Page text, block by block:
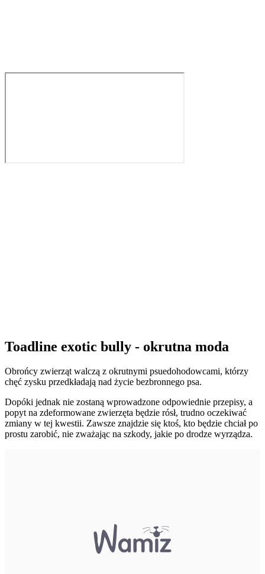
Toadline exotic bully - okrutna moda
Obrońcy zwierząt walczą z okrutnymi psuedohodowcami, którzy
chęć zysku przedkładają nad życie bezbronnego psa.
Dopóki jednak nie zostaną wprowadzone odpowiednie przepisy, a
popyt na zdeformowane zwierzęta będzie rósł, trudno oczekiwać
zmiany w tej kwestii. Zawsze znajdzie się ktoś, kto będzie chciał po
prostu zarobić, nie zważając na szkody, jakie po drodze wyrządza.